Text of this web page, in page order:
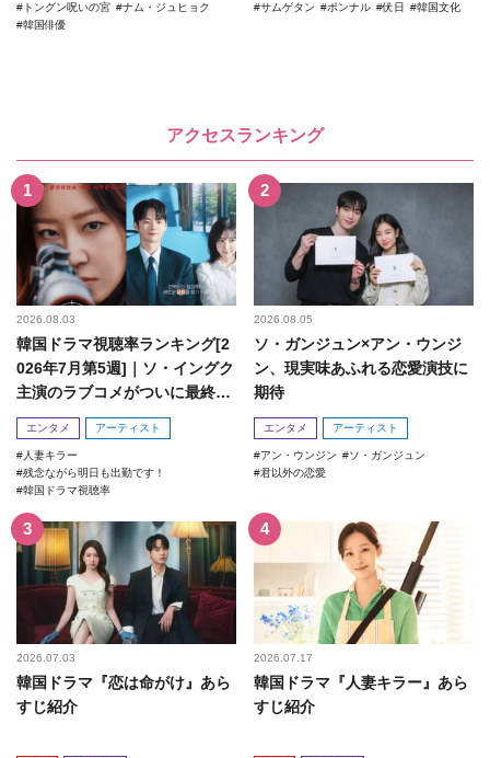
トングン呪いの宮
ナム・ジュヒョク
韓国俳優
サムゲタン ポンナル 伏日 韓国文化
アクセスランキング
2026.08.03
韓国ドラマ視聴率ランキング[2
026年7月第5週]｜ソ・イングク
主演のラブコメがついに最終
回！
エンタメ アーティスト
人妻キラー
残念ながら明日も出勤です！
韓国ドラマ視聴率
2026.08.05
ソ・ガンジュン×アン・ウンジ
ン、現実味あふれる恋愛演技に
期待
エンタメ アーティスト
アン・ウンジン
ソ・ガンジュン
君以外の恋愛
2026.07.03
韓国ドラマ『恋は命がけ』あら
すじ紹介
2026.07.17
韓国ドラマ『人妻キラー』あら
すじ紹介